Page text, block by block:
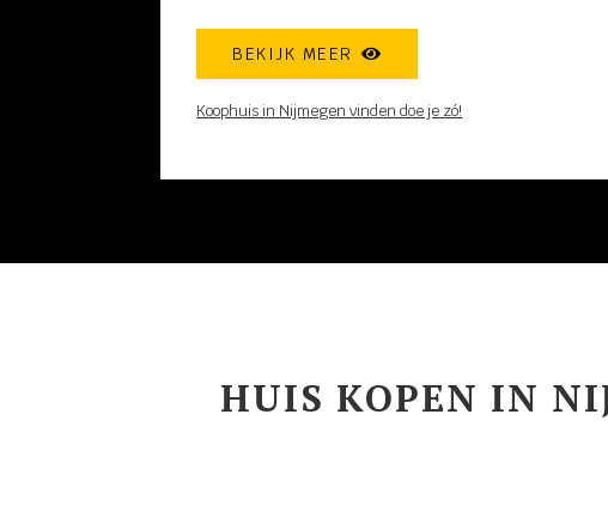
BEKIJK MEER
Koophuis in Nijmegen vinden doe je zó!
HUIS KOPEN IN